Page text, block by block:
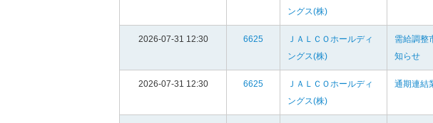
ングス(株)
2026-07-31 12:30 6625
ＪＡＬＣＯホールディ
ングス(株)
需給調整
知らせ
2026-07-31 12:30 6625
ＪＡＬＣＯホールディ
ングス(株)
通期連結